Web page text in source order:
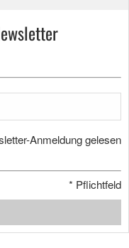
Anmeldung gelesen
* Pflichtfeld